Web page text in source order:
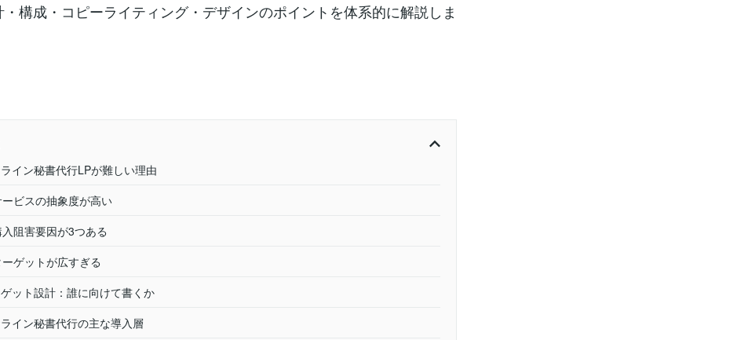
・構成・コピーライティング・デザインのポイントを体系的に解説しま
イン秘書代行LPが難しい理由
ビスの抽象度が高い
阻害要因が3つある
ゲットが広すぎる
ット設計：誰に向けて書くか
イン秘書代行の主な導入層